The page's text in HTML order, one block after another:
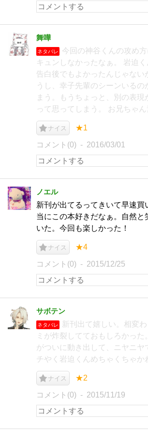
舞嘩
ネタバレ
今回の神谷くんの攻め
キュンしなかったなぁ。 岩迫
告白後でもよかったんじゃない
うし、幸子先輩のシーンいるの
まう。もうちょっと、別の表現
って思ってしまう。 お兄ちゃん
ナイス ★1
コメント(0) 2016/03/01
ノエル
新刊が出てるってきいて早速買
当にこの本好きだなぁ。自然と
いた。今回も楽しかった！
ナイス ★4
コメント(0) 2015/12/25
サボテン
ネタバレ
新刊出て嬉しい。相変
ミが炸裂してておもしろかった
がついに動き出して、ニヤニヤ
チやく岩迫くんめちゃくちゃか
ナイス ★2
コメント(0) 2015/11/19